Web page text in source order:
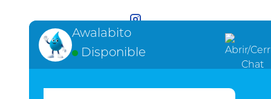
AWALab de
México
Awalabito
Disponible